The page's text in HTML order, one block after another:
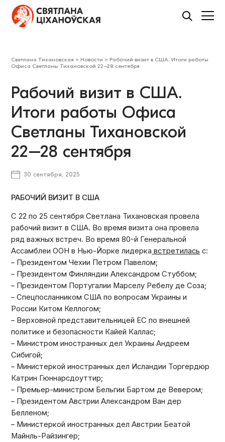
Светлана Тихановская > Новости > Рабочий визит в США. Итоги работы
Офиса Светланы Тихановской 22–28 сентября
Рабочий визит в США.
Итоги работы Офиса
Светланы Тихановской
22–28 сентября
30 сентября, 2025
РАБОЧИЙ ВИЗИТ В США
С 22 по 25 сентября Светлана Тихановская провела
рабочий визит в США. Во время визита она провела
ряд важных встреч. Во время 80-й Генеральной
Ассамблеи ООН в Нью-Йорке лидерка встретилась с:
– Президентом Чехии Петром Павелом;
– Президентом Финляндии Александром Стуббом;
– Президентом Португалии Марселу Ребелу де Соза;
– Спецпосланником США по вопросам Украины и
России Китом Келлогом;
– Верховной представительницей ЕС по внешней
политике и безопасности Кайей Каллас;
– Министром иностранных дел Украины Андреем
Сибигой;
– Министеркой иностранных дел Исландии Торгердюр
Катрин Гюннарсдоуттир;
– Премьер-министром Бельгии Бартом де Вевером;
– Президентом Австрии Александром Ван дер
Белленом;
– Министеркой иностранных дел Австрии Беатой
Майнль-Райзингер;